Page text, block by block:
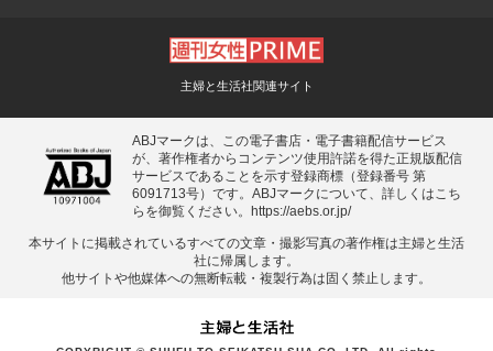
主婦と生活社関連サイト
ABJマークは、この電子書店・電子書籍配信サービス
が、著作権者からコンテンツ使用許諾を得た正規版配信
サービスであることを示す登録商標（登録番号 第
6091713号）です。ABJマークについて、詳しくはこち
らを御覧ください。
https://aebs.or.jp/
本サイトに掲載されているすべての⽂章・撮影写真の著作権は主婦と⽣活
社に帰属します。
他サイトや他媒体への無断転載・複製⾏為は固く禁⽌します。